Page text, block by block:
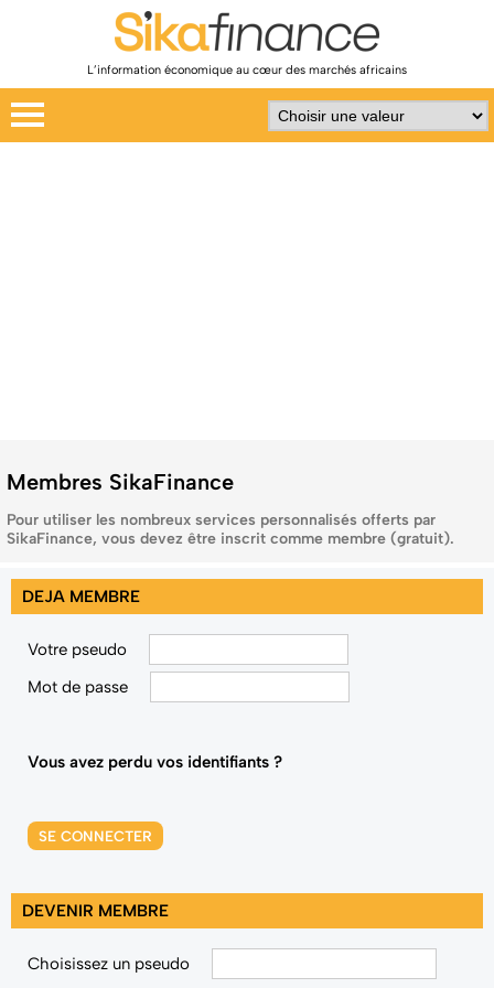
L’information économique au cœur des marchés africains
Membres SikaFinance
Pour utiliser les nombreux services personnalisés offerts par
SikaFinance, vous devez être inscrit comme membre (gratuit).
DEJA MEMBRE
Votre pseudo
Mot de passe
Vous avez perdu vos identifiants ?
SE CONNECTER
DEVENIR MEMBRE
Choisissez un pseudo